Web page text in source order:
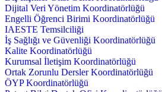
Dijital Veri Yönetim Koordinatörlüğü
Engelli Öğrenci Birimi Koordinatörlüğü
IAESTE Temsilciliği
İş Sağlığı ve Güvenliği Koordinatörlüğü
Kalite Koordinatörlüğü
Kurumsal İletişim Koordinatörlüğü
Ortak Zorunlu Dersler Koordinatörlüğü
ÖYP Koordinatörlüğü